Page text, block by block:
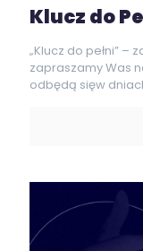
Klucz do
„Klucz do pełni” –
zapraszamy Was
odbędą sięw